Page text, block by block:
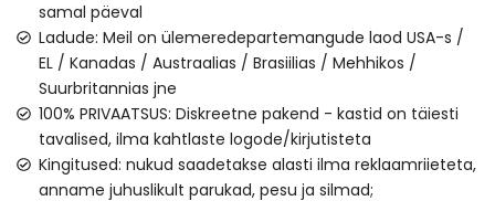
samal päeval
Ladude: Meil on ülemeredepartemangude laod USA-s /
EL / Kanadas / Austraalias / Brasiilias / Mehhikos /
Suurbritannias jne
100% PRIVAATSUS: Diskreetne pakend - kastid on täiesti
tavalised, ilma kahtlaste logode/kirjutisteta
Kingitused: nukud saadetakse alasti ilma reklaamriieteta,
anname juhuslikult parukad, pesu ja silmad;